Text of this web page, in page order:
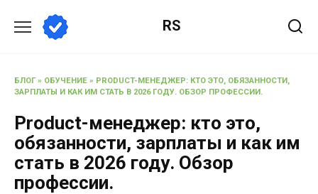
RS
БЛОГ» ОБУЧЕНИЕ » PRODUCT-МЕНЕДЖЕР: КТО ЭТО, ОБЯЗАННОСТИ,
ЗАРПЛАТЫ И КАК ИМ СТАТЬ В 2026 ГОДУ. ОБЗОР ПРОФЕССИИ.
Product-менеджер: кто это,
обязанности, зарплаты и как им
стать в 2026 году. Обзор
профессии.